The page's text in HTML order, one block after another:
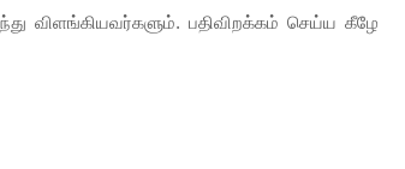
விளங்கியவர்களும். பதிவிறக்கம் செய்ய கீழே